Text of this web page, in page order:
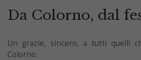
Da Colorno, dal
Un grazie, sincero, a tutti quelli
Colorno.